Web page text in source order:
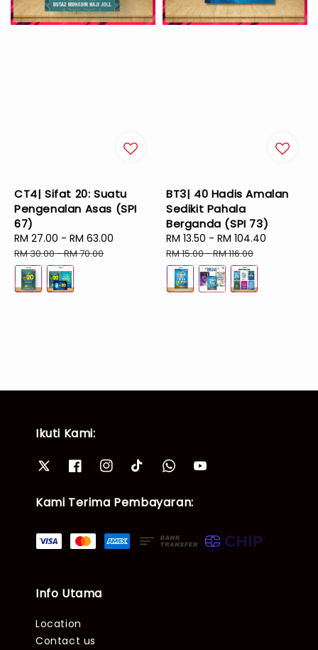
CT4| Sifat 20: Suatu
Pengenalan Asas (SPI
67)
Sale
price
RM 27.00 - RM 63.00
RM 30.00-RM 70.00
BT3| 40 Hadis Amalan
Sedikit Pahala
Berganda (SPI 73)
Sale
price
RM 13.50 - RM 104.40
RM 15.00-RM 116.00
Ikuti Kami:
Kami Terima Pembayaran:
Info Utama
Location
Contact us